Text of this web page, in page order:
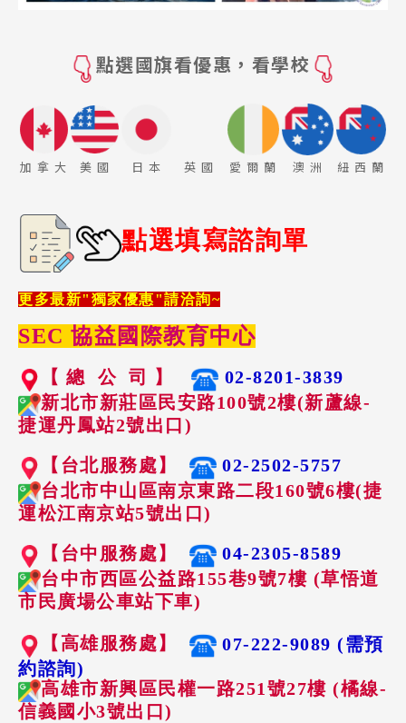
點選國旗看優惠，看學校
加 拿 大 美 國 日 本 英 國 愛 爾 蘭 澳 洲 紐 西 蘭
點選填寫諮詢單
更多最新"獨家優惠"請洽詢~
SEC 協益國際教育中心
【 總 公 司 】
02-8201-3839
新北市新莊區民安路100號2樓(新蘆線-
捷運丹鳳站2號出口)
【台北服務處】
02-2502-5757
台北市中山區南京東路二段160號6樓(捷
運松江南京站5號出口)
【台中服務處】
04-2305-8589
台中市西區公益路155巷9號7樓 (草悟道
市民廣場公車站下車)
【高雄服務處】
07-222-9089 (需預
約諮詢)
高雄市新興區民權一路251號27樓 (橘線-
信義國小3號出口)